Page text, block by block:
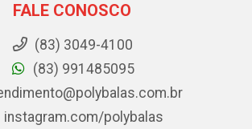
FALE CONOSCO
(83) 3049-4100
(83) 991485095
instagram.com/polybalas